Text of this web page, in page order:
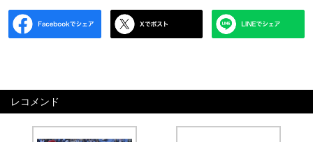
レコメンド